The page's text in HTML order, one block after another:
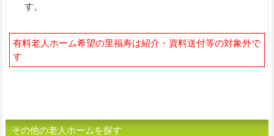
す。
有料老人ホーム希望の里福寿は紹介・資料送付等の対象外で
す
その他の老人ホームを探す